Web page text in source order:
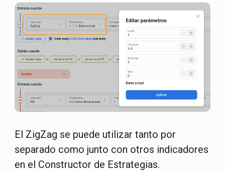
El ZigZag se puede utilizar tanto por
separado como junto con otros indicadores
en el Constructor de Estrategias.